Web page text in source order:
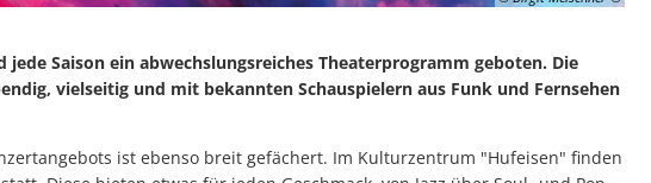
Saison ein abwechslungsreiches Theaterprogramm geboten. Die
vielseitig und mit bekannten Schauspielern aus Funk und Fernsehen
ist ebenso breit gefächert. Im Kulturzentrum "Hufeisen" finden